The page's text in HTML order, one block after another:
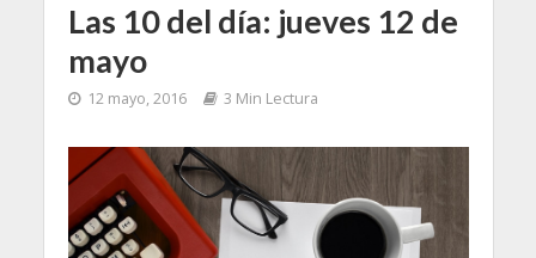
Las 10 del día: jueves 12 de
mayo
12 mayo, 2016 3 Min Lectura